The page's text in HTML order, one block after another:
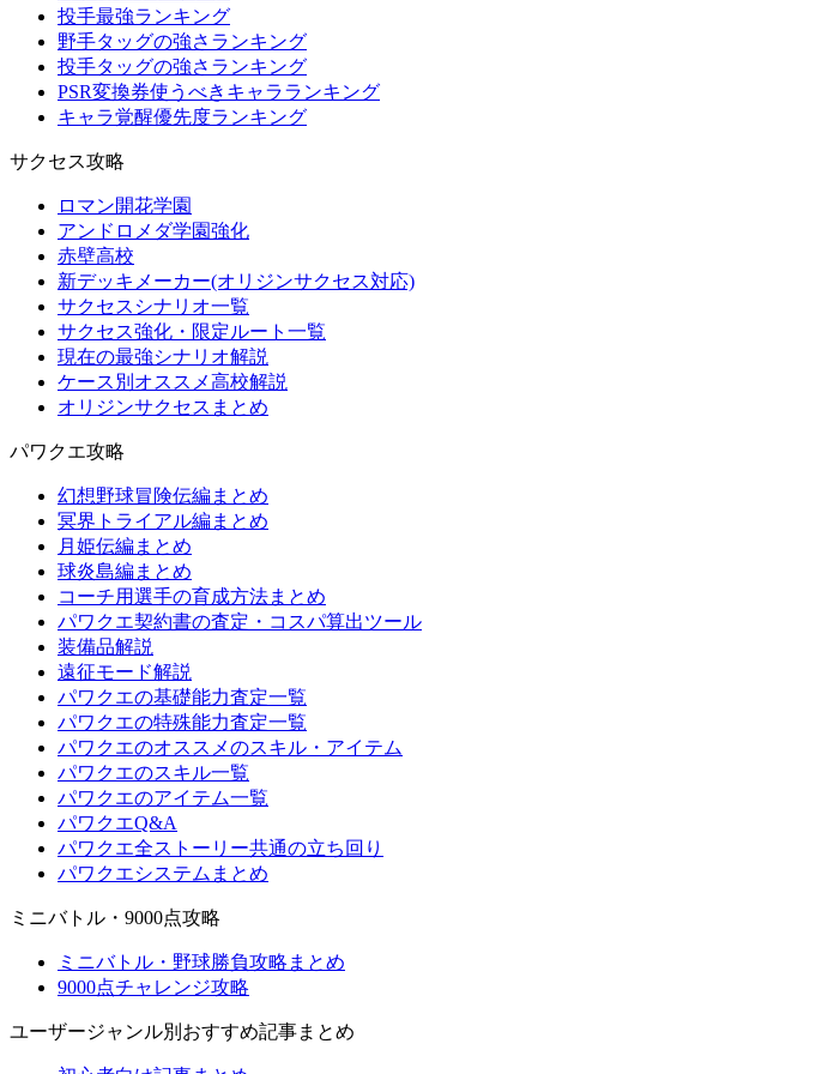
投手最強ランキング
野手タッグの強さランキング
投手タッグの強さランキング
PSR変換券使うべきキャラランキング
キャラ覚醒優先度ランキング
サクセス攻略
ロマン開花学園
アンドロメダ学園強化
赤壁高校
新デッキメーカー(オリジンサクセス対応)
サクセスシナリオ一覧
サクセス強化・限定ルート一覧
現在の最強シナリオ解説
ケース別オススメ高校解説
オリジンサクセスまとめ
パワクエ攻略
幻想野球冒険伝編まとめ
冥界トライアル編まとめ
月姫伝編まとめ
球炎島編まとめ
コーチ用選手の育成方法まとめ
パワクエ契約書の査定・コスパ算出ツール
装備品解説
遠征モード解説
パワクエの基礎能力査定一覧
パワクエの特殊能力査定一覧
パワクエのオススメのスキル・アイテム
パワクエのスキル一覧
パワクエのアイテム一覧
パワクエQ&A
パワクエ全ストーリー共通の立ち回り
パワクエシステムまとめ
ミニバトル・9000点攻略
ミニバトル・野球勝負攻略まとめ
9000点チャレンジ攻略
ユーザージャンル別おすすめ記事まとめ